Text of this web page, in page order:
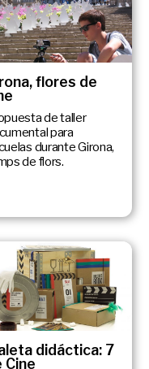
flores de
de taller
para
durante Girona,
de flors.
didáctica: 7
Cine